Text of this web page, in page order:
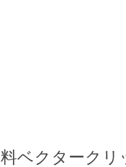
ベクタークリ